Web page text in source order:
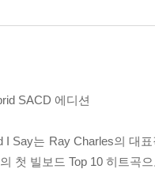
SACD 에디션
I Say는 Ray Charles의 대
첫 빌보드 Top 10 히트곡